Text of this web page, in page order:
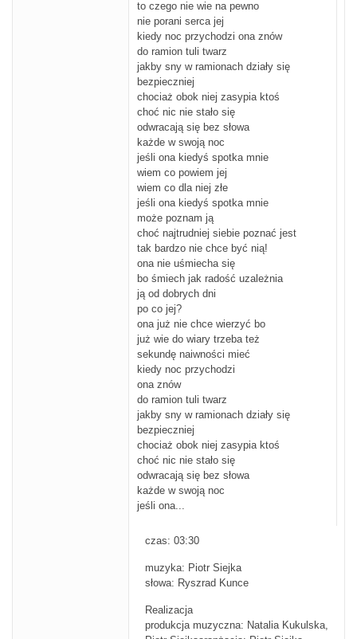
to czego nie wie na pewno
nie porani serca jej
kiedy noc przychodzi ona znów
do ramion tuli twarz
jakby sny w ramionach działy się
bezpieczniej
chociaż obok niej zasypia ktoś
choć nic nie stało się
odwracają się bez słowa
każde w swoją noc
jeśli ona kiedyś spotka mnie
wiem co powiem jej
wiem co dla niej złe
jeśli ona kiedyś spotka mnie
może poznam ją
choć najtrudniej siebie poznać jest
tak bardzo nie chce być nią!
ona nie uśmiecha się
bo śmiech jak radość uzależnia
ją od dobrych dni
po co jej?
ona już nie chce wierzyć bo
już wie do wiary trzeba też
sekundę naiwności mieć
kiedy noc przychodzi
ona znów
do ramion tuli twarz
jakby sny w ramionach działy się
bezpieczniej
chociaż obok niej zasypia ktoś
choć nic nie stało się
odwracają się bez słowa
każde w swoją noc
jeśli ona...
czas: 03:30
muzyka: Piotr Siejka
słowa: Ryszrad Kunce
Realizacja
produkcja muzyczna: Natalia Kukulska,